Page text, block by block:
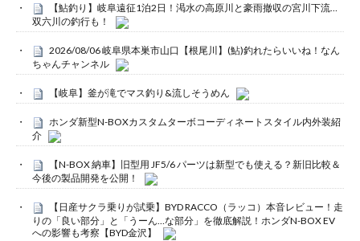
【鮎釣り】岐阜遠征1泊2日！渇水の高原川と豪雨撤収の宮川下流…
双六川の釣行も！
2026/08/06 岐阜県本巣市山口【根尾川】(鮎)釣れたらいいね！なん
ちゃんチャンネル
【岐阜】釜が滝でマス釣り&流しそうめん
ホンダ新型N-BOXカスタムターボコーディネートスタイル内外装紹
介
【N-BOX 納車】旧型用 JF5/6 パーツは新型でも使える？新旧比較＆
今後の製品開発を公開！
【日産サクラ乗りが試乗】BYD RACCO（ラッコ）本音レビュー！走
りの「良い部分」と「うーん…な部分」を徹底解説！ホンダN-BOX EV
への影響も考察【BYD金沢】